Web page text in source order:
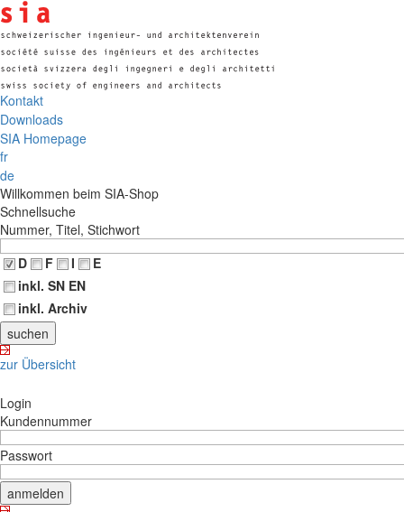
Kontakt
Downloads
SIA Homepage
fr
de
Willkommen beim SIA-Shop
Schnellsuche
Nummer, Titel, Stichwort
D
F I
E
inkl. SN EN
inkl. Archiv
zur Übersicht
Login
Kundennummer
Passwort